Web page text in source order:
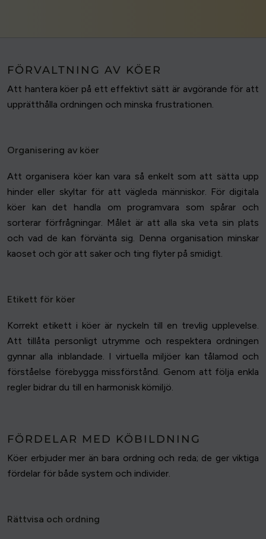
FÖRVALTNING AV KÖER
Att hantera köer på ett effektivt sätt är avgörande för att
upprätthålla ordningen och minska frustrationen.
Organisering av köer
Att organisera köer kan vara så enkelt som att sätta upp
hinder eller skyltar för att vägleda människor. För digitala
köer kan det handla om programvara som spårar och
sorterar förfrågningar. Målet är att alla ska veta sin plats
och vad de kan förvänta sig. Denna organisation minskar
kaoset och gör att saker och ting flyter på smidigt.
Etikett för köer
Korrekt etikett i köer är nyckeln till en trevlig upplevelse.
Att tillåta personligt utrymme och respektera ordningen
gynnar alla inblandade. I virtuella miljöer kan tålamod och
förståelse förebygga missförstånd. Genom att följa enkla
regler bidrar du till en harmonisk kömiljö.
FÖRDELAR MED KÖBILDNING
Köer erbjuder mer än bara ordning och reda; de ger viktiga
fördelar för både system och individer.
Rättvisa och ordning